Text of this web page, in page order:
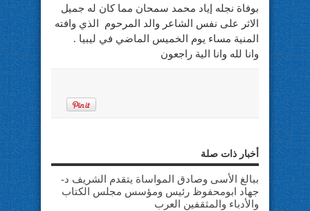
بوفاة نجله إياد محمد سمحان مما كان له جميل
الاثر على نفس الشاعر والد المرحوم الذي وافته
المنية مساء يوم الخميس الماضي في ليبيا .
وانا لله وانا الية راجعون
أخبار ذات صلة
ببالغ الأسى وصادق المواساة يتقدم الشريف د-
جهاد ابومحفوظ رئيس ومؤسس مجلس الكتاب
والأدباء والمثقفين العرب